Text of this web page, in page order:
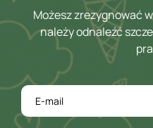
Możesz zrezygnować
należy odnaleźć